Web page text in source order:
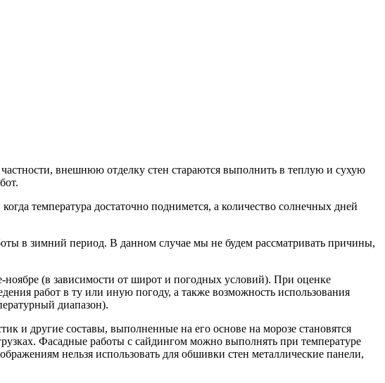
внешнюю отделку стен стараются выполнить в теплую и сухую
температура достаточно поднимется, а количество солнечных дней
в зимний период. В данном случае мы не будем рассматривать причины,
ноябре (в зависимости от широт и погодных условий). При оценке
работ в ту или иную погоду, а также возможность использования
диапазон).
и другие составы, выполненные на его основе на морозе становятся
Фасадные работы с сайдингом можно выполнять при температуре
нельзя использовать для обшивки стен металлические панели,